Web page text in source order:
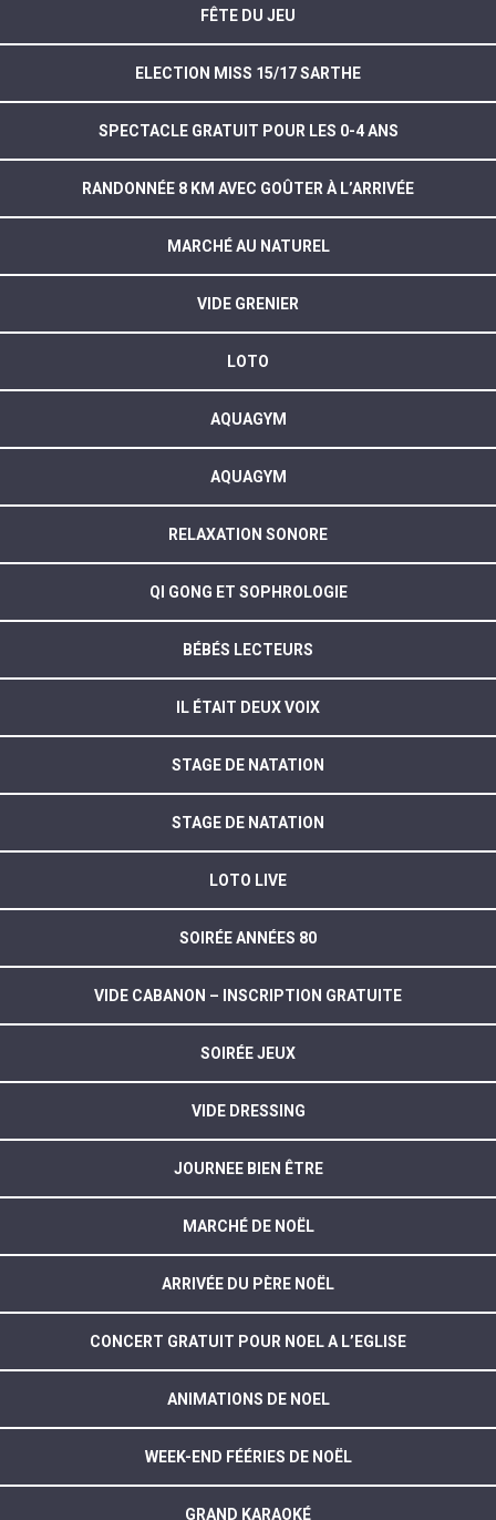
FÊTE DU JEU
ELECTION MISS 15/17 SARTHE
SPECTACLE GRATUIT POUR LES 0-4 ANS
RANDONNÉE 8 KM AVEC GOÛTER À L’ARRIVÉE
MARCHÉ AU NATUREL
VIDE GRENIER
LOTO
AQUAGYM
AQUAGYM
RELAXATION SONORE
QI GONG ET SOPHROLOGIE
BÉBÉS LECTEURS
IL ÉTAIT DEUX VOIX
STAGE DE NATATION
STAGE DE NATATION
LOTO LIVE
SOIRÉE ANNÉES 80
VIDE CABANON – INSCRIPTION GRATUITE
SOIRÉE JEUX
VIDE DRESSING
JOURNEE BIEN ÊTRE
MARCHÉ DE NOËL
ARRIVÉE DU PÈRE NOËL
CONCERT GRATUIT POUR NOEL A L’EGLISE
ANIMATIONS DE NOEL
WEEK-END FÉÉRIES DE NOËL
GRAND KARAOKÉ